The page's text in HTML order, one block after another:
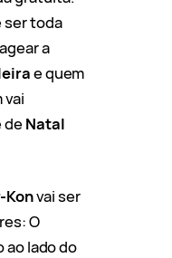
ser toda
a
e quem
vai
deNatal
Konvai ser
O
ao lado do